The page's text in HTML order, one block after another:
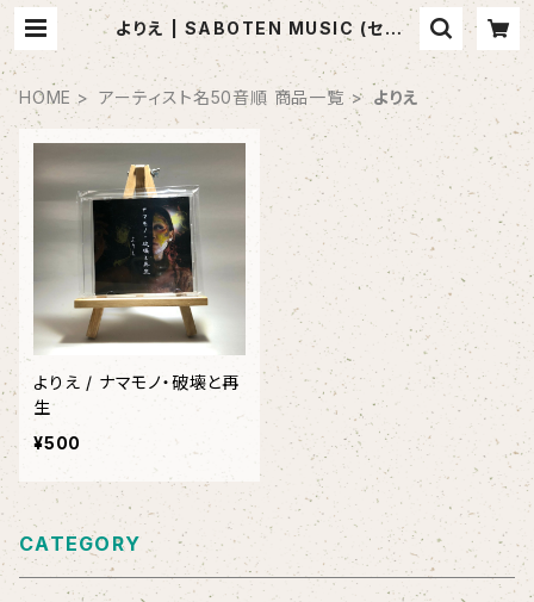
よりえ | SABOTEN MUSIC (セレク
トCDショップ)
HOME アーティスト名50音順 商品一覧 よりえ
よりえ / ナマモノ・破壊と再
生
¥500
CATEGORY